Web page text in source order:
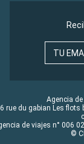
TU
Agencia
rue du gabian Les flots
de viajes n° 006
©